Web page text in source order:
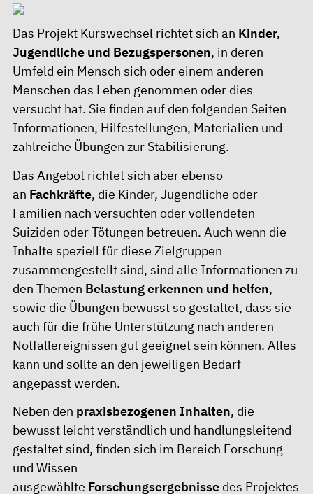
Das Projekt Kurswechsel richtet sich an Kinder,
Jugendliche und Bezugspersonen, in deren
Umfeld ein Mensch sich oder einem anderen
Menschen das Leben genommen oder dies
versucht hat. Sie finden auf den folgenden Seiten
Informationen, Hilfestellungen, Materialien und
zahlreiche Übungen zur Stabilisierung.
Das Angebot richtet sich aber ebenso
an Fachkräfte, die Kinder, Jugendliche oder
Familien nach versuchten oder vollendeten
Suiziden oder Tötungen betreuen. Auch wenn die
Inhalte speziell für diese Zielgruppen
zusammengestellt sind, sind alle Informationen zu
den Themen Belastung erkennen und helfen,
sowie die Übungen bewusst so gestaltet, dass sie
auch für die frühe Unterstützung nach anderen
Notfallereignissen gut geeignet sein können. Alles
kann und sollte an den jeweiligen Bedarf
angepasst werden.
Neben den praxisbezogenen Inhalten, die
bewusst leicht verständlich und handlungsleitend
gestaltet sind, finden sich im Bereich Forschung
und Wissen
ausgewählte Forschungsergebnisse des Projektes